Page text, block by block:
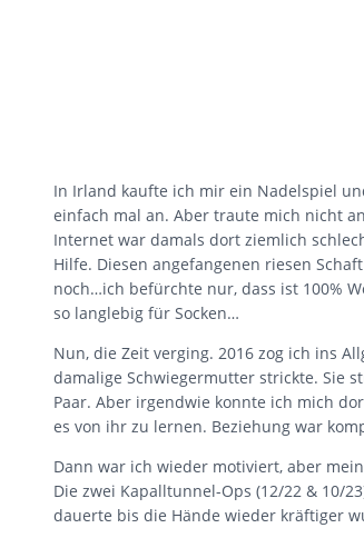
In Irland kaufte ich mir ein Nadelspiel
einfach mal an. Aber traute mich nicht
Internet war damals dort ziemlich
Hilfe. Diesen angefangenen riesen
noch…ich befürchte nur, dass ist 100%
so langlebig für Socken…
Nun, die Zeit verging. 2016 zog ich ins
damalige Schwiegermutter strickte. Sie
Paar. Aber irgendwie konnte ich mich
es von ihr zu lernen. Beziehung war
Dann war ich wieder motiviert, aber
Die zwei Kapalltunnel-Ops (12/22 & 10/
dauerte bis die Hände wieder kräftiger